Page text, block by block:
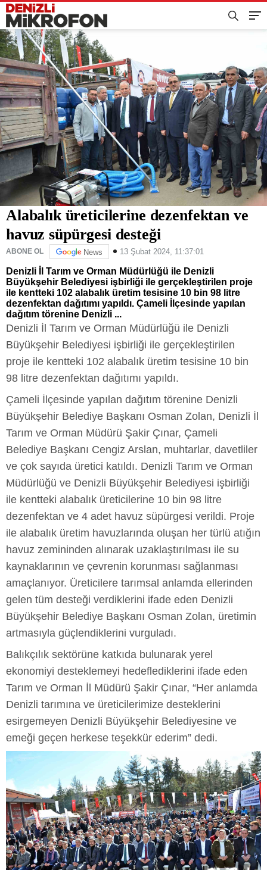
Alabalık üreticilerine dezenfektan ve
havuz süpürgesi desteği
ABONE OL News 13 Şubat 2024, 11:37:01
Denizli İl Tarım ve Orman Müdürlüğü ile Denizli
Büyükşehir Belediyesi işbirliği ile gerçekleştirilen proje
ile kentteki 102 alabalık üretim tesisine 10 bin 98 litre
dezenfektan dağıtımı yapıldı. Çameli İlçesinde yapılan
dağıtım törenine Denizli ...
Denizli İl Tarım ve Orman Müdürlüğü ile Denizli
Büyükşehir Belediyesi işbirliği ile gerçekleştirilen
proje ile kentteki 102 alabalık üretim tesisine 10 bin
98 litre dezenfektan dağıtımı yapıldı.
Çameli İlçesinde yapılan dağıtım törenine Denizli
Büyükşehir Belediye Başkanı Osman Zolan, Denizli İl
Tarım ve Orman Müdürü Şakir Çınar, Çameli
Belediye Başkanı Cengiz Arslan, muhtarlar, davetliler
ve çok sayıda üretici katıldı. Denizli Tarım ve Orman
Müdürlüğü ve Denizli Büyükşehir Belediyesi işbirliği
ile kentteki alabalık üreticilerine 10 bin 98 litre
dezenfektan ve 4 adet havuz süpürgesi verildi. Proje
ile alabalık üretim havuzlarında oluşan her türlü atığın
havuz zemininden alınarak uzaklaştırılması ile su
kaynaklarının ve çevrenin korunması sağlanması
amaçlanıyor. Üreticilere tarımsal anlamda ellerinden
gelen tüm desteği verdiklerini ifade eden Denizli
Büyükşehir Belediye Başkanı Osman Zolan, üretimin
artmasıyla güçlendiklerini vurguladı.
Balıkçılık sektörüne katkıda bulunarak yerel
ekonomiyi desteklemeyi hedeflediklerini ifade eden
Tarım ve Orman İl Müdürü Şakir Çınar, “Her anlamda
Denizli tarımına ve üreticilerimize desteklerini
esirgemeyen Denizli Büyükşehir Belediyesine ve
emeği geçen herkese teşekkür ederim” dedi.